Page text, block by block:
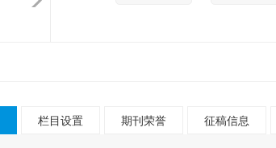
栏目设置 期刊荣誉 征稿信息